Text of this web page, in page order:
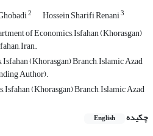
2 Hossein Sharifi Renani3
of Economics, Isfahan (Khorasgan)
Iran.
(Khorasgan) Branch, Islamic Azad
Author).
Isfahan (Khorasgan) Branch, Islamic Azad
چکیده
English